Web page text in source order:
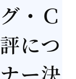
グ・Ｃ
評につ
ナー決